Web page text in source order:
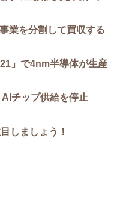
業を分割して買収する
」で4nm半導体が生産
チップ供給を停止
しましょう！